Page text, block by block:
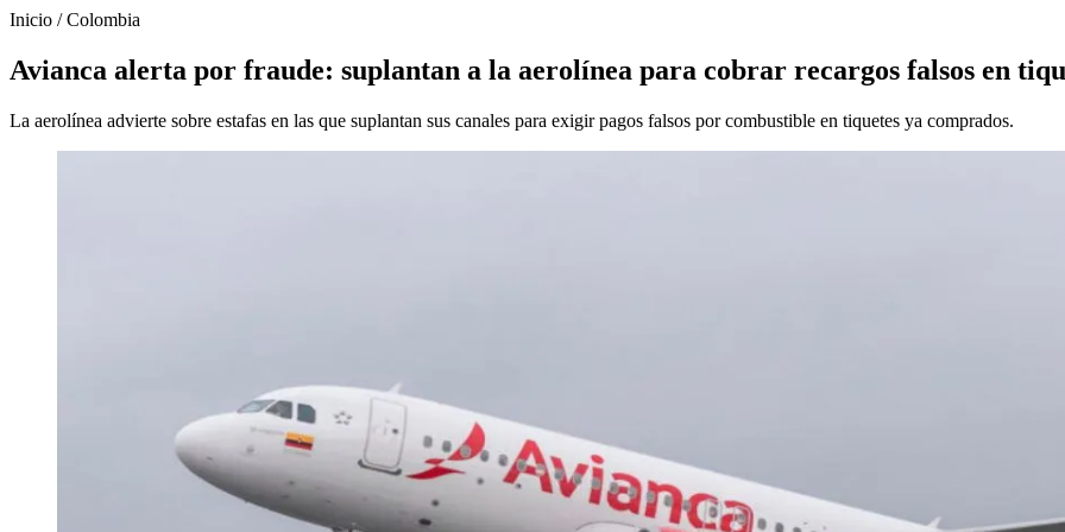
Inicio /Colombia
Avianca alerta por fraude: suplantan a la aerolínea para cobrar recargos falsos en
La aerolínea advierte sobre estafas en las que suplantan sus canales para exigir pagos falsos por combustible en tiquetes ya comprados.